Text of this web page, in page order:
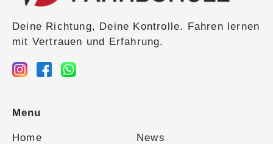
Deine Richtung, Deine Kontrolle. Fahren lernen
mit Vertrauen und Erfahrung.
Menu
Home
News